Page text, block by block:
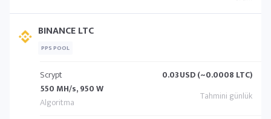
BINANCE LTC
PPS POOL
Scrypt
550 MH/s, 950 W
0.03USD (~0.0008 LTC)